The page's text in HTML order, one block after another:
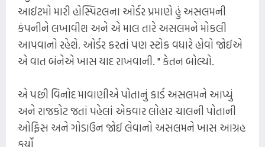
આઈટમો મારી હોસ્પિટલના ઓર્ડર પ્રમાણે હું અસલમની
કંપનીને લખાવીશ અને એ માલ તારે અસલમને મોકલી
આપવાનો રહેશે. ઓર્ડર કરતાં પણ સ્ટોક વધારે હોવો જોઈએ
એ વાત બંનેએ ખાસ યાદ રાખવાની. " કેતન બોલ્યો.
એ પછી વિનોદ માવાણીએ પોતાનું કાર્ડ અસલમને આપ્યું
અને રાજકોટ જતાં પહેલાં એકવાર લોહાર ચાલની પોતાની
ઓફિસ અને ગોડાઉન જોઈ લેવાનો અસલમને ખાસ આગ્રહ